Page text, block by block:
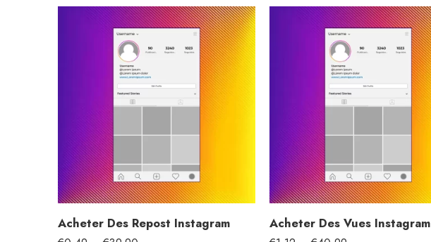
Acheter Des Repost Instagram Acheter Des Vues Instagram